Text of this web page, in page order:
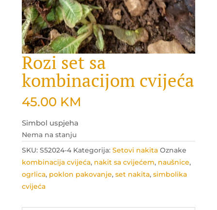
Rozi set sa
kombinacijom cvijeća
45.00 KM
Simbol uspjeha
Nema na stanju
SKU: S52024-4 Kategorija: Setovi nakita Oznake
kombinacija cvijeća, nakit sa cvijećem, naušnice,
ogrlica, poklon pakovanje, set nakita, simbolika
cvijeća